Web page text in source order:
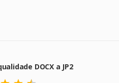
DOCX a JP2